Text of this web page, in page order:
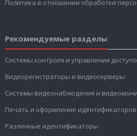
Политика в отношении обработки
Рекомендуемые разделы
Системы контроля и управления
Видеорегистраторы и видеосерверы
Системы видеонаблюдения и
Печать и оформление идентификаторов
Различные идентификаторы